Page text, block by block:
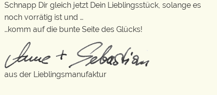
Schnapp Dir gleich jetzt Dein Lieblingsstück, solange es
noch vorrätig ist und …
…komm auf die bunte Seite des Glücks!
aus der Lieblingsmanufaktur